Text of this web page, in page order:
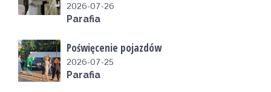
2026-07-26
Parafia
Poświęcenie pojazdów
2026-07-25
Parafia